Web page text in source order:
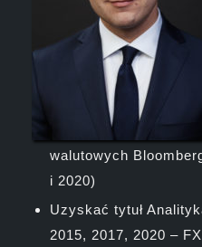
walutowych
i 2020)
Uzyskać tytuł
2015, 2017, 2020 –